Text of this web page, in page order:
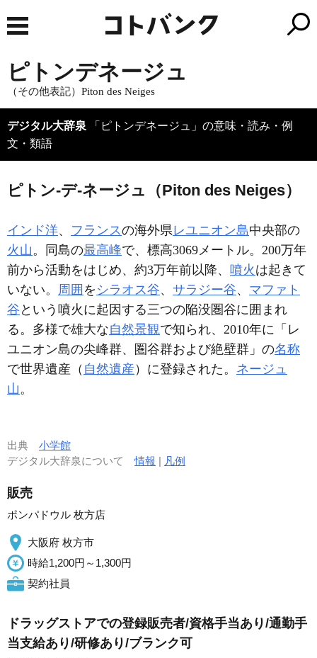
ピトンデネージュ
（その他表記）Piton des Neiges
デジタル大辞泉 「ピトンデネージュ」の意味・読み・例
文・類語
ピトン‐デ‐ネージュ（Piton des Neiges）
インド洋、 フランスの海外県レユニオン島中央部の
火山。同島の最高峰で、標高3069メートル。200万年
前から活動をはじめ、約3万年前以降、 噴火は起きて
いない。 周囲 を シラオス谷、 サラジー谷、 マファト
谷 という噴火に起因する三つの陥没圏谷に囲まれ
る。多様で雄大な自然景観で知られ、2010年に「レ
ユニオン島の尖峰群、圏谷群および絶壁群」の名称
で世界遺産（ 自然遺産 ）に登録された。 ネージュ
山。
出典 小学館
デジタル大辞泉について情報 | 凡例
販売
ポンパドウル 枚方店
大阪府 枚方市
時給1,200円～1,300円
契約社員
ドラッグストアでの登録販売者/資格手当あり/通勤手
当支給あり/研修あり/ブランク可